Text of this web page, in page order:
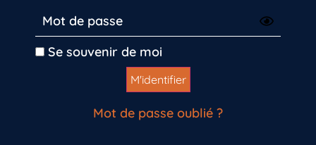
Se souvenir de moi
Mot de passe oublié ?